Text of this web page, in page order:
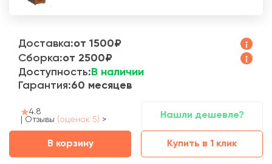
Доставка:от 1500₽
Сборка:от 2500₽
Доступность: В наличии
Гарантия:60 месяцев
4.8
Отзывы (оценок 5) > Нашли дешевле?
В корзину Купить в 1 клик